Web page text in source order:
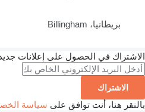
بريطانيا، Billingham
الاشتراك في الحصول على إعلانات
الاشتراك
بالنقر هنا، أنت توافق على سياسة